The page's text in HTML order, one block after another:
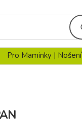
Pro Maminky | Nošení